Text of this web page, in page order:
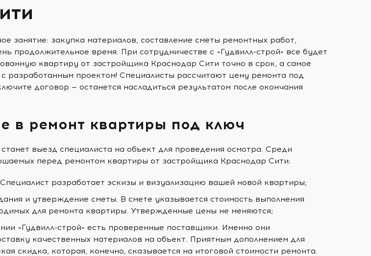
занятие: закупка материалов, составление сметы ремонтных работ,
продолжительное время. При сотрудничестве с «Гудвилл-строй» все будет
квартиру от застройщика Краснодар Сити точно в срок, а самое
с разработанным проектом! Специалисты рассчитают цену ремонта под
договор — останется насладиться результатом после окончания
в ремонт квартиры под ключ
выезд специалиста на объект для проведения осмотра. Среди
перед ремонтом квартиры от застройщика Краснодар Сити:
разработает эскизы и визуализацию вашей новой квартиры;
и утверждение сметы. В смете указывается стоимость выполнения
для ремонта квартиры. Утвержденные цены не меняются;
«Гудвилл-строй» есть проверенные поставщики. Именно они
качественных материалов на объект. Приятным дополнением для
скидка, которая, конечно, сказывается на итоговой стоимости ремонта.